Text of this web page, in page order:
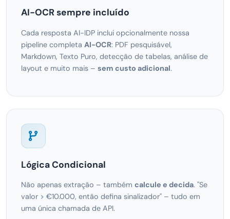
AI-OCR sempre incluído
Cada resposta AI-IDP inclui opcionalmente nossa
pipeline completa AI-OCR: PDF pesquisável,
Markdown, Texto Puro, detecção de tabelas, análise de
layout e muito mais – sem custo adicional.
Lógica Condicional
Não apenas extração – também calcule e decida. "Se
valor > €10.000, então defina sinalizador" – tudo em
uma única chamada de API.